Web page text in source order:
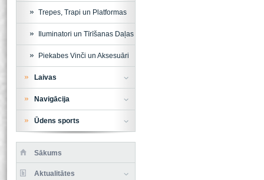
Trepes, Trapi un Platformas
Iluminatori un Tīrīšanas Daļas
Piekabes Vinči un Aksesuāri
Laivas
Navigācija
Ūdens sports
Sākums
Aktualitātes